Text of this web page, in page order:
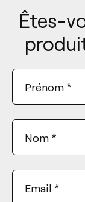
COLEUR
Êtes-
Prénom *
Nom *
Email *